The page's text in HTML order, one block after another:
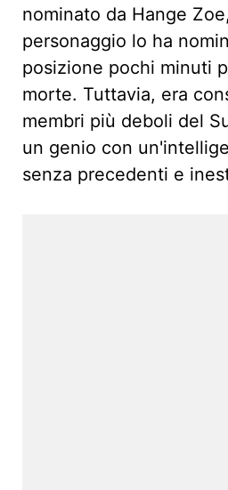
nominato da Hange
personaggio lo ha
posizione pochi minuti
morte. Tuttavia, era
membri più deboli del
un genio con
senza precedenti e